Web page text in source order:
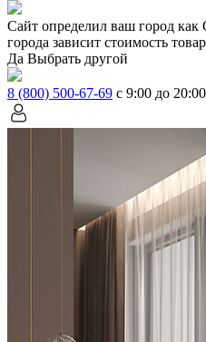
Сайт определил ваш город как
города зависит стоимость
Да Выбрать другой
8 (800) 500-67-69 с 9:00 до 20:00